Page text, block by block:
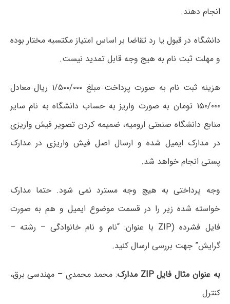
انجام دهند.
دانشگاه در قبول یا رد تقاضا بر اساس امتیاز مکتسبه مختار بوده
و مهلت ثبت نام به هیج وجه قابل تمدید نیست.
هزینه ثبت نام به صورت پرداخت مبلغ ۱/۵۰۰/۰۰۰ ریال معادل
۱۵۰/۰۰۰ تومان به صورت واریز به حساب دانشگاه به نام سایر
منابع دانشگاه صنعتی ارومیه، ضمیمه کردن تصویر فیش واریزی
در مدارک ایمیل شده و ارسال اصل فیش واریزی در مدارک
پستی انجام خواهد شد.
وجه پرداختی به هیچ وجه مسترد نمی شود. حتما مدارک
خواسته شده زیر را در قسمت موضوع ایمیل و هم به صورت
فایل فشرده (ZIP با عنوان: “نام و نام خانوادگی – رشته –
گرایش” جهت بررسی ارسال کنید.
به عنوان مثال فایل ZIP مدارک
: محمد محمدی – مهندسی برق،
کنترل